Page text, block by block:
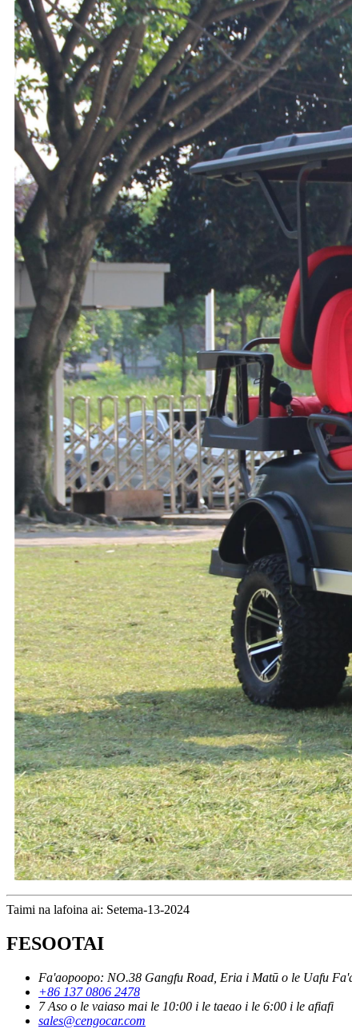
Taimi na lafoina ai: Setema-13-2024
FESOOTAI
Fa'aopoopo: NO.38 Gangfu Road, Eria i Matū o le Uafu
+86 137 0806 2478
7 Aso o le vaiaso mai le 10:00 i le taeao i le 6:00 i le afiafi
sales@cengocar.com